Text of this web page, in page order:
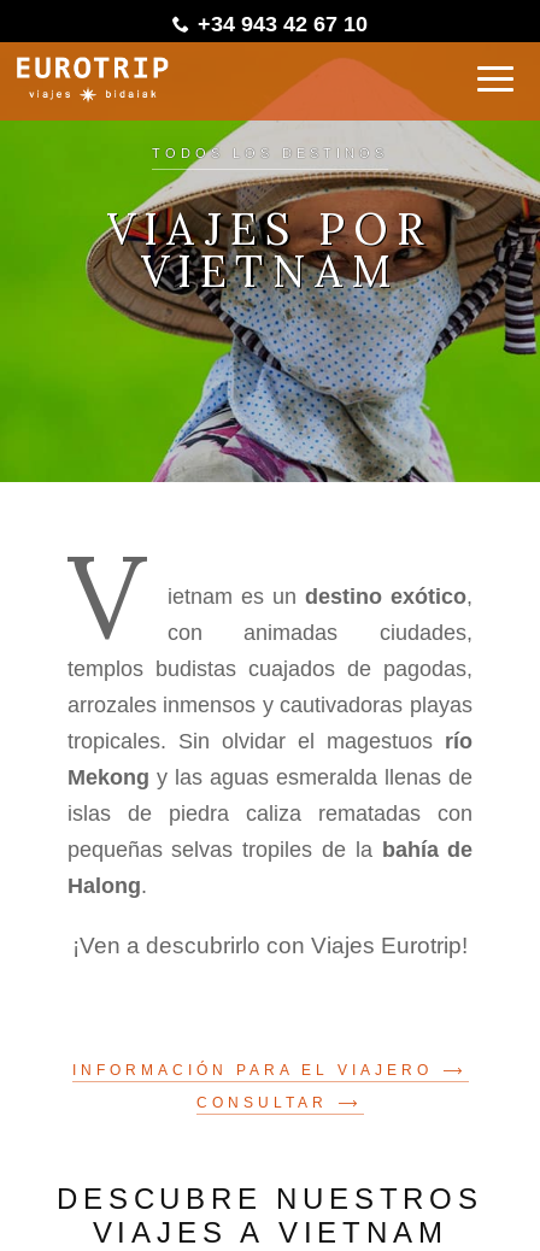
+34 943 42 67 10
TODOS LOS DESTINOS
VIAJES POR
VIETNAM
V ietnam es un destino exótico,
con animadas ciudades,
templos budistas cuajados de pagodas,
arrozales inmensos y cautivadoras playas
tropicales. Sin olvidar el magestuos río
Mekong y las aguas esmeralda llenas de
islas de piedra caliza rematadas con
pequeñas selvas tropiles de la bahía de
Halong.
¡Ven a descubrirlo con Viajes Eurotrip!
INFORMACIÓN PARA EL VIAJERO
CONSULTAR
DESCUBRE NUESTROS
VIAJES A VIETNAM